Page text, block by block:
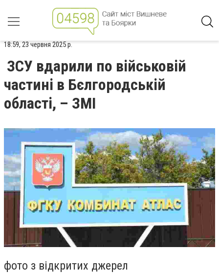
18:59, 23 червня 2025 р.
ЗСУ вдарили по військовій
частині в Бєлгородській
області, – ЗМІ
фото з відкритих джерел